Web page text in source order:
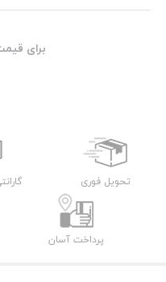
برای
تحویل فوری
پرداخت آسان